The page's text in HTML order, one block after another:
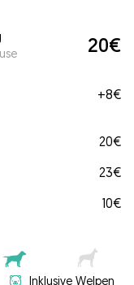
20€
+8€
20€
23€
10€
Inklusive Welpen